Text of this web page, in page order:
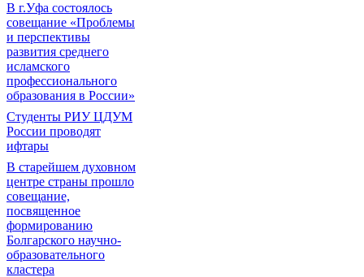
В г.Уфа состоялось
совещание «Проблемы
и перспективы
развития среднего
исламского
профессионального
образования в России»
Студенты РИУ ЦДУМ
России проводят
ифтары
В старейшем духовном
центре страны прошло
совещание,
посвященное
формированию
Болгарского научно-
образовательного
кластера